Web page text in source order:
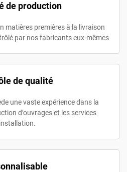
de production
matières premières à la livraison
par nos fabricants eux-mêmes
de qualité
une vaste expérience dans la
d’ouvrages et les services